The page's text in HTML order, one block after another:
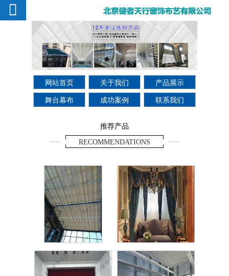
网站首页 关于我们 产品展示
舞台幕布 成功案例 联系我们
推荐产品
RECOMMENDATIONS
FCS